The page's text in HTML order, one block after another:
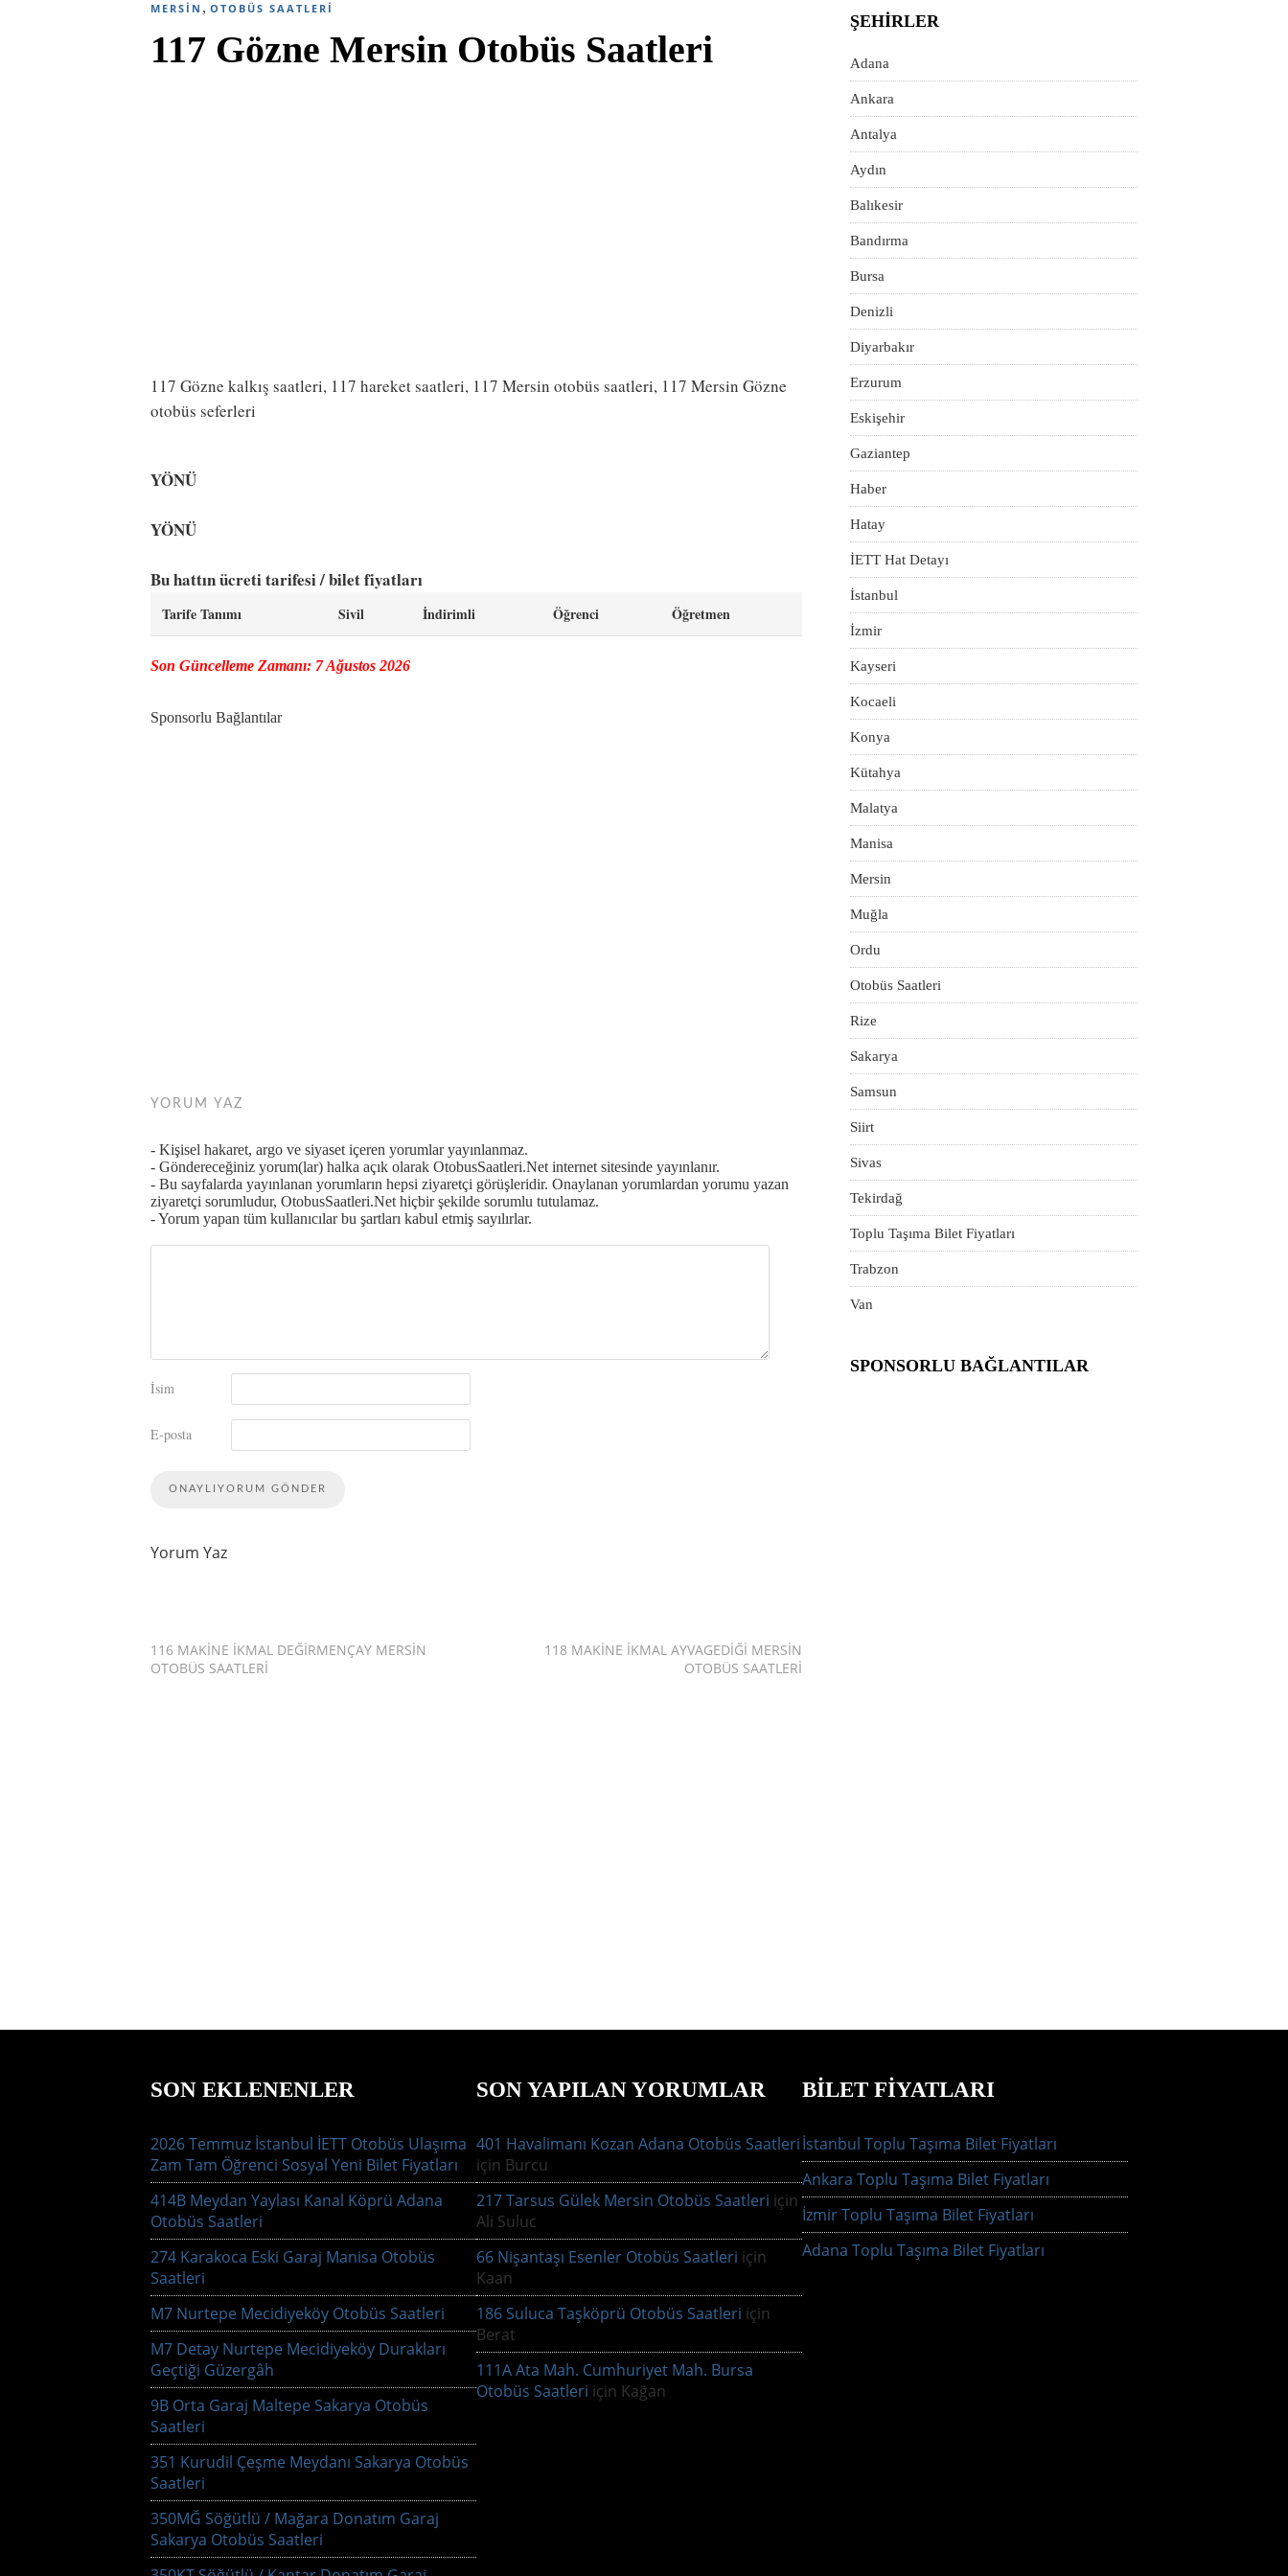
MERSIN , OTOBÜS SAATLERI
117 Gözne Mersin Otobüs Saatleri
117 Gözne kalkış saatleri, 117 hareket saatleri, 117 Mersin otobüs saatleri, 117 Mersin Gözne
otobüs seferleri
YÖNÜ
YÖNÜ
Bu hattın ücreti tarifesi / bilet fiyatları
Tarife Tanımı Sivil İndirimli Öğrenci Öğretmen
Son Güncelleme Zamanı: 7 Ağustos 2026
Sponsorlu Bağlantılar
YORUM YAZ
- Kişisel hakaret, argo ve siyaset içeren yorumlar yayınlanmaz.
- Göndereceğiniz yorum(lar) halka açık olarak OtobusSaatleri.Net internet sitesinde yayınlanır.
- Bu sayfalarda yayınlanan yorumların hepsi ziyaretçi görüşleridir. Onaylanan yorumlardan yorumu yazan
ziyaretçi sorumludur, OtobusSaatleri.Net hiçbir şekilde sorumlu tutulamaz.
- Yorum yapan tüm kullanıcılar bu şartları kabul etmiş sayılırlar.
İsim
E-posta
Yorum Yaz
116 MAKINE İKMAL DEĞIRMENÇAY MERSIN
OTOBÜS SAATLERI
118 MAKINE İKMAL AYVAGEDIĞI MERSIN
OTOBÜS SAATLERI
ŞEHIRLER
Adana
Ankara
Antalya
Aydın
Balıkesir
Bandırma
Bursa
Denizli
Diyarbakır
Erzurum
Eskişehir
Gaziantep
Haber
Hatay
İETT Hat Detayı
İstanbul
İzmir
Kayseri
Kocaeli
Konya
Kütahya
Malatya
Manisa
Mersin
Muğla
Ordu
Otobüs Saatleri
Rize
Sakarya
Samsun
Siirt
Sivas
Tekirdağ
Toplu Taşıma Bilet Fiyatları
Trabzon
Van
SPONSORLU BAĞLANTILAR
SON EKLENENLER
2026 Temmuz İstanbul İETT Otobüs Ulaşıma
Zam Tam Öğrenci Sosyal Yeni Bilet Fiyatları
414B Meydan Yaylası Kanal Köprü Adana
Otobüs Saatleri
274 Karakoca Eski Garaj Manisa Otobüs
Saatleri
M7 Nurtepe Mecidiyeköy Otobüs Saatleri
M7 Detay Nurtepe Mecidiyeköy Durakları
Geçtiği Güzergâh
9B Orta Garaj Maltepe Sakarya Otobüs
Saatleri
351 Kurudil Çeşme Meydanı Sakarya Otobüs
Saatleri
350MĞ Söğütlü / Mağara Donatım Garaj
Sakarya Otobüs Saatleri
SON YAPILAN YORUMLAR
401 Havalimanı Kozan Adana Otobüs Saatleri
için Burcu
217 Tarsus Gülek Mersin Otobüs Saatleri için
Ali Suluc
66 Nişantaşı Esenler Otobüs Saatleri için
Kaan
186 Suluca Taşköprü Otobüs Saatleri için
Berat
111A Ata Mah. Cumhuriyet Mah. Bursa
Otobüs Saatleri için Kağan
BILET FIYATLARI
İstanbul Toplu Taşıma Bilet Fiyatları
Ankara Toplu Taşıma Bilet Fiyatları
İzmir Toplu Taşıma Bilet Fiyatları
Adana Toplu Taşıma Bilet Fiyatları